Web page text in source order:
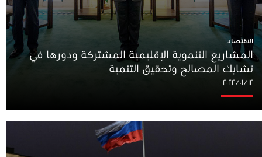
الاقتصاد
المشاريع التنموية الإقليمية المشتركة ودورها في
تشابك المصالح وتحقيق التنمية
١٢‏/٠١‏/٢٠٢٢